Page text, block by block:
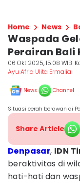
Home News
Waspada
Perairan Bali
06 Okt 2025, 15:08 WIB
Ayu Afria Ulita Ermalia
News Channel
Situasi cerah berawan di
Share Article
Denpasar, IDN
beraktivitas di
hati-hati dan